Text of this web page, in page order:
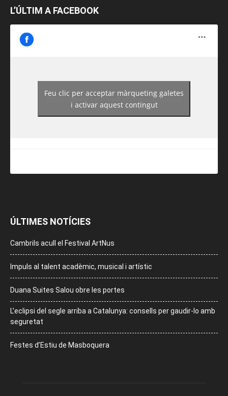
L’ÚLTIM A FACEBOOK
https://www.facebook.com/guiadereus/
Feu clic per acceptar màrqueting galetes
i activar aquest contingut
ÚLTIMES NOTÍCIES
Cambrils acull el Festival ArtNus
Impuls al talent acadèmic, musical i artístic
Duana Suites Salou obre les portes
L’eclipsi del segle arriba a Catalunya: consells per gaudir-lo amb
seguretat
Festes d’Estiu de Masboquera